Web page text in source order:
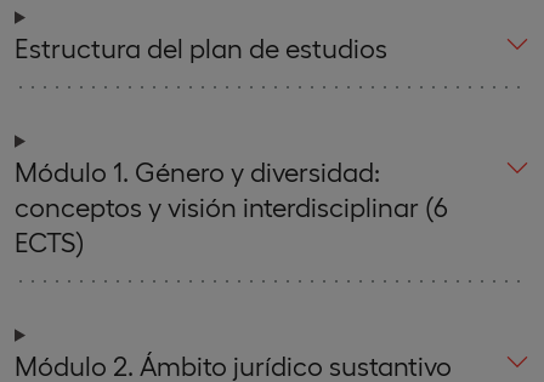
Estructura del plan de estudios
Módulo 1. Género y diversidad:
conceptos y visión interdisciplinar (6
ECTS)
Módulo 2. Ámbito jurídico sustantivo